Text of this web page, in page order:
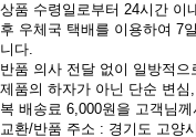
상품 수령일로부터 24시간 이
후 우체국 택배를 이용하여 7
니다.
반품 의사 전달 없이 일방적
제품의 하자가 아닌 단순 변
복 배송료 6,000원을 고객님
교환/반품 주소 : 경기도 고양